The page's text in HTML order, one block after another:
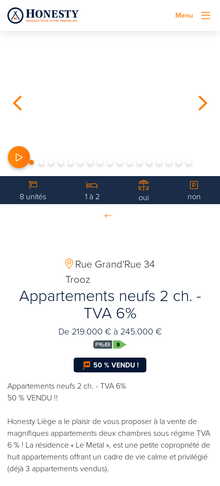
Menu
8 unités 1 à 2 oui non
Rue Grand'Rue 34
Trooz
De 219.000 € à 245.000 €
Appartements neufs 2 ch. -
TVA 6%
50 % VENDU !
Appartements neufs 2 ch. - TVA 6%
50 % VENDU !!
Honesty Liège a le plaisir de vous proposer à la vente de
magnifiques appartements deux chambres sous régime TVA
6 % ! La résidence « Le Metal », est une petite copropriété de
huit appartements offrant un cadre de vie calme et privilégié
(déjà 3 appartements vendus).